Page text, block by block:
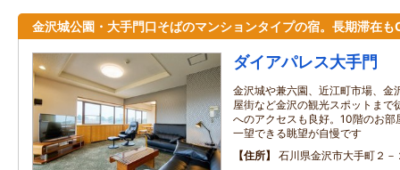
金沢城公園・大手門口そばのマンションタイプの宿。長期滞在も
ダイアパレス大手門
金沢城や兼六園、近江町市場、金
屋街など金沢の観光スポットまで
へのアクセスも良好。10階のお
一望できる眺望が自慢です
住所
石川県金沢市大手町２－